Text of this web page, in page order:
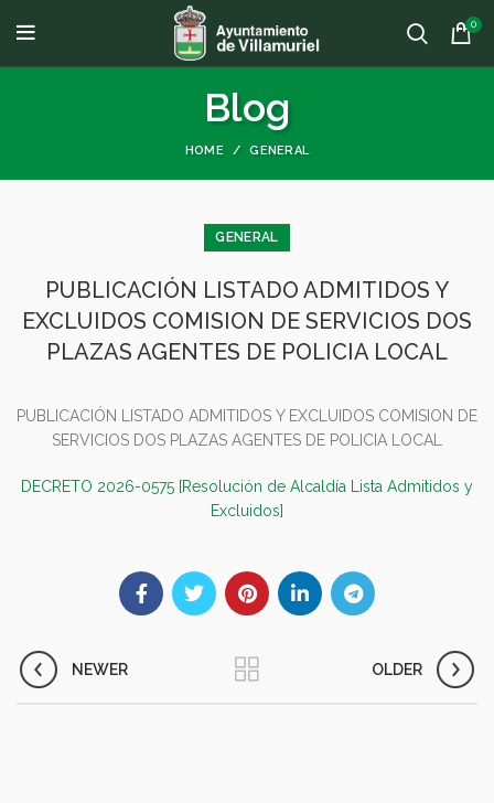
0
Blog
HOME GENERAL
GENERAL
PUBLICACIÓN LISTADO ADMITIDOS Y
EXCLUIDOS COMISION DE SERVICIOS DOS
PLAZAS AGENTES DE POLICIA LOCAL
PUBLICACIÓN LISTADO ADMITIDOS Y EXCLUIDOS COMISION DE
SERVICIOS DOS PLAZAS AGENTES DE POLICIA LOCAL
DECRETO 2026-0575 [Resolución de Alcaldía Lista Admitidos y
Excluidos]
NEWER OLDER